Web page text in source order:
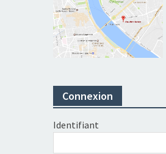
Connexion
Identifiant